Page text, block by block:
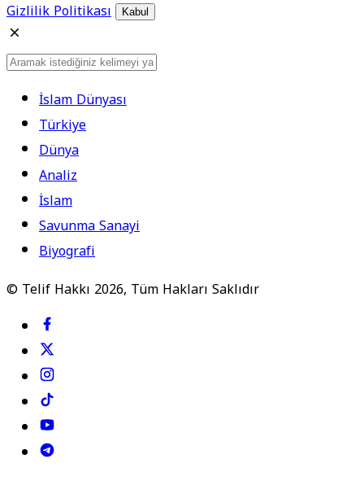
Gizlilik Politikası
Kabul
İslam Dünyası
Türkiye
Dünya
Analiz
İslam
Savunma Sanayi
Biyografi
© Telif Hakkı 2026, Tüm Hakları Saklıdır